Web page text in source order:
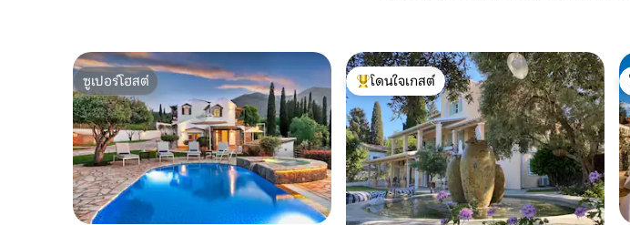
ซูเปอร์โฮสต์
ซูเปอร์โฮสต์
โดนใจเกสต์ที่สุด
โดนใจเกสต์